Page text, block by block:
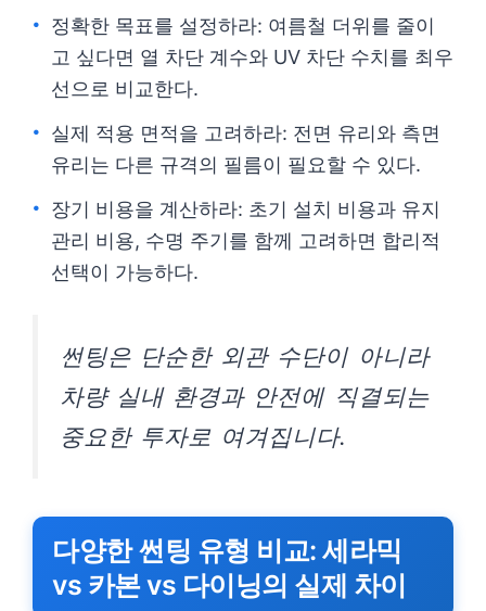
정확한 목표를 설정하라: 여름철 더위를 줄이
고 싶다면 열 차단 계수와 UV 차단 수치를 최우
선으로 비교한다.
실제 적용 면적을 고려하라: 전면 유리와 측면
유리는 다른 규격의 필름이 필요할 수 있다.
장기 비용을 계산하라: 초기 설치 비용과 유지
관리 비용, 수명 주기를 함께 고려하면 합리적
선택이 가능하다.
썬팅은 단순한 외관 수단이 아니라
차량 실내 환경과 안전에 직결되는
중요한 투자로 여겨집니다.
다양한 썬팅 유형 비교: 세라믹
vs 카본 vs 다이닝의 실제 차이